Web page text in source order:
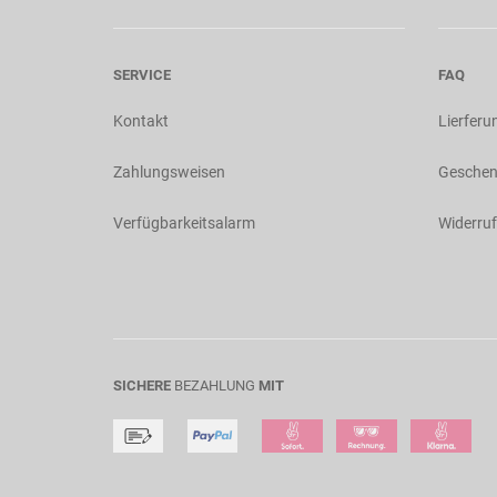
SERVICE
Kontakt
Zahlungsweisen
Verfügbarkeitsalarm
FAQ
SICHERE BEZAHLUNG MIT